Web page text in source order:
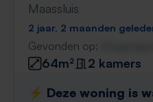
Maassluis
2 jaar, 2 maanden
Gevonden op:
64m²
2 kamers
⚡️ Deze woning is